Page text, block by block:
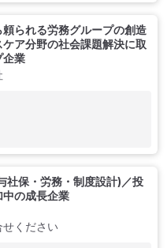
頼られる労務グループの創造
ア分野の社会課題解決に取
企業
社保・労務・制度設計)／投
の成長企業
ください